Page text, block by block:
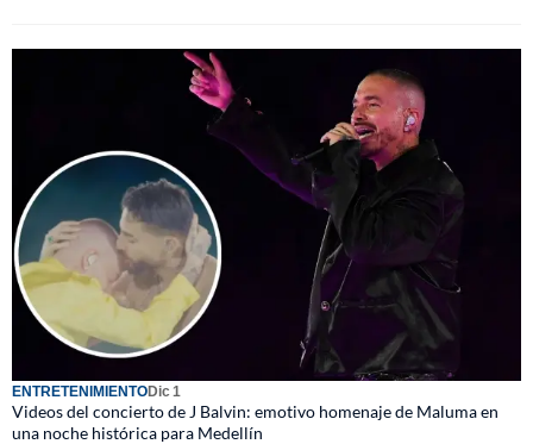
ENTRETENIMIENTODic 1
Videos del concierto de J Balvin: emotivo homenaje de Maluma en
una noche histórica para Medellín